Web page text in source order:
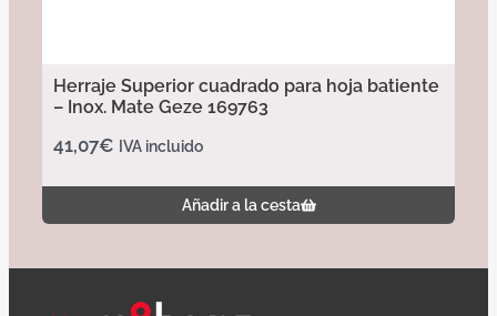
Herraje Superior cuadrado para hoja batiente
– Inox. Mate Geze 169763
41,07€ IVA incluido
Añadir a la cesta